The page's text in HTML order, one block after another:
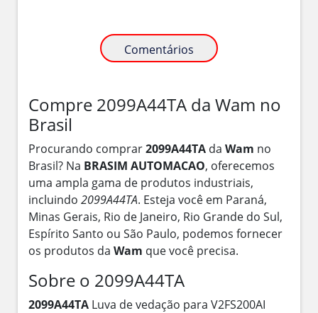
Comentários
Compre 2099A44TA da Wam no
Brasil
Procurando comprar2099A44TA da Wam no
Brasil? Na BRASIM AUTOMACAO, oferecemos
uma ampla gama de produtos industriais,
incluindo 2099A44TA. Esteja você em Paraná,
Minas Gerais, Rio de Janeiro, Rio Grande do Sul,
Espírito Santo ou São Paulo, podemos fornecer
os produtos da Wam que você precisa.
Sobre o 2099A44TA
2099A44TA Luva de vedação para V2FS200AI